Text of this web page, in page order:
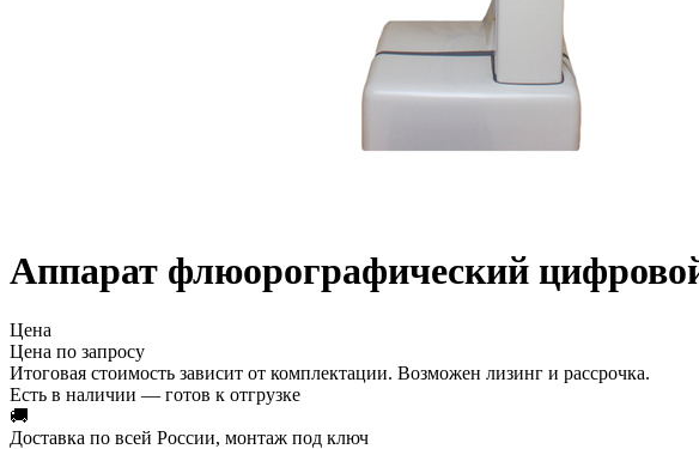
Аппарат флюорографический
Цена
Цена по запросу
Итоговая стоимость зависит от комплектации. Возможен лизинг и рассрочка.
Есть в наличии — готов к отгрузке
🚚
Доставка по всей России, монтаж под ключ